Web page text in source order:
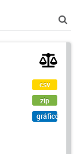
csv
zip
gráfico